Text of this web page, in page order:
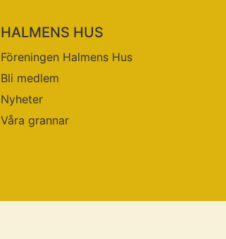
HALMENS HUS
Föreningen Halmens Hus
Bli medlem
Nyheter
Våra grannar